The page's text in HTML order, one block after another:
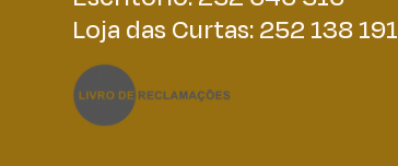
Loja das Curtas: 252 138 191